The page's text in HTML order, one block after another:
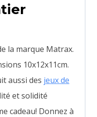
la marque Matrax.
10x12x11cm.
aussi des jeux de
et solidité
cadeau! Donnez à